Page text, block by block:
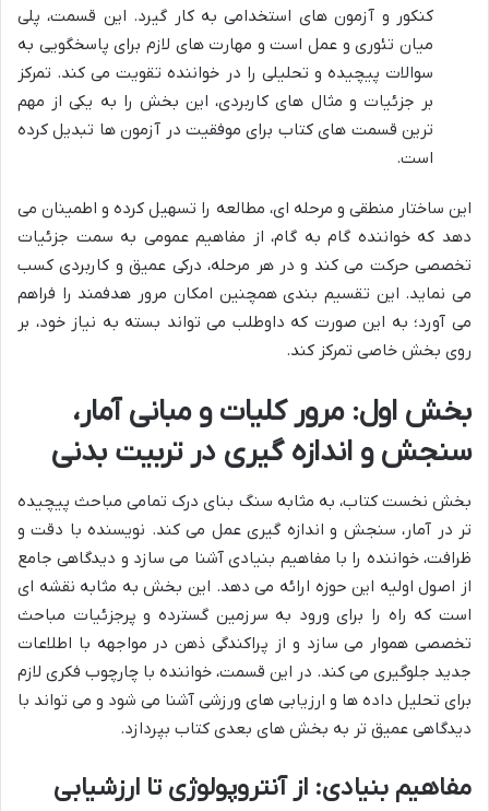
کنکور و آزمون های استخدامی به کار گیرد. این قسمت، پلی
میان تئوری و عمل است و مهارت های لازم برای پاسخگویی به
سوالات پیچیده و تحلیلی را در خواننده تقویت می کند. تمرکز
بر جزئیات و مثال های کاربردی، این بخش را به یکی از مهم
ترین قسمت های کتاب برای موفقیت در آزمون ها تبدیل کرده
است.
این ساختار منطقی و مرحله ای، مطالعه را تسهیل کرده و اطمینان می
دهد که خواننده گام به گام، از مفاهیم عمومی به سمت جزئیات
تخصصی حرکت می کند و در هر مرحله، درکی عمیق و کاربردی کسب
می نماید. این تقسیم بندی همچنین امکان مرور هدفمند را فراهم
می آورد؛ به این صورت که داوطلب می تواند بسته به نیاز خود، بر
روی بخش خاصی تمرکز کند.
بخش اول: مرور کلیات و مبانی آمار،
سنجش و اندازه گیری در تربیت بدنی
بخش نخست کتاب، به مثابه سنگ بنای درک تمامی مباحث پیچیده
تر در آمار، سنجش و اندازه گیری عمل می کند. نویسنده با دقت و
ظرافت، خواننده را با مفاهیم بنیادی آشنا می سازد و دیدگاهی جامع
از اصول اولیه این حوزه ارائه می دهد. این بخش به مثابه نقشه ای
است که راه را برای ورود به سرزمین گسترده و پرجزئیات مباحث
تخصصی هموار می سازد و از پراکندگی ذهن در مواجهه با اطلاعات
جدید جلوگیری می کند. در این قسمت، خواننده با چارچوب فکری لازم
برای تحلیل داده ها و ارزیابی های ورزشی آشنا می شود و می تواند با
دیدگاهی عمیق تر به بخش های بعدی کتاب بپردازد.
مفاهیم بنیادی: از آنتروپولوژی تا ارزشیابی